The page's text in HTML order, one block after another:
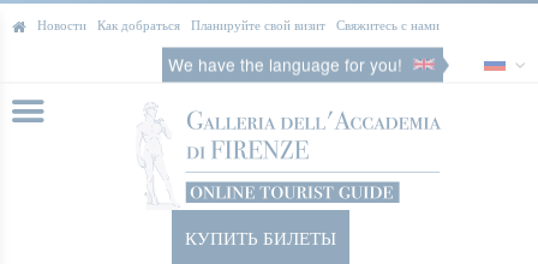
Новости Как добраться Планируйте свой визит Свяжитесь с нами
We have the language for you!
КУПИТЬ БИЛЕТЫ